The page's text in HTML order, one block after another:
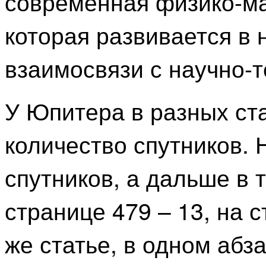
которая развивается
взаимосвязи с научно-
У Юпитера в разных
количество
спутников, а дальше в
странице 479 – 13, на
же статье, в одном